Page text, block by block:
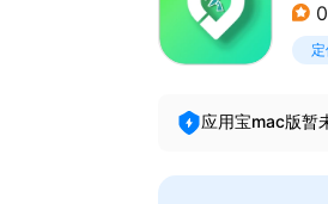
应用宝mac版暂